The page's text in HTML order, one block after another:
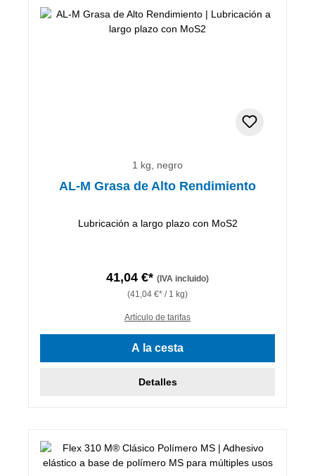
1 kg, negro
AL-M Grasa de Alto Rendimiento
Lubricación a largo plazo con MoS2
41,04 €* (IVA incluido)
(41,04 €* / 1 kg)
Artículo de tarifas
A la cesta
Detalles